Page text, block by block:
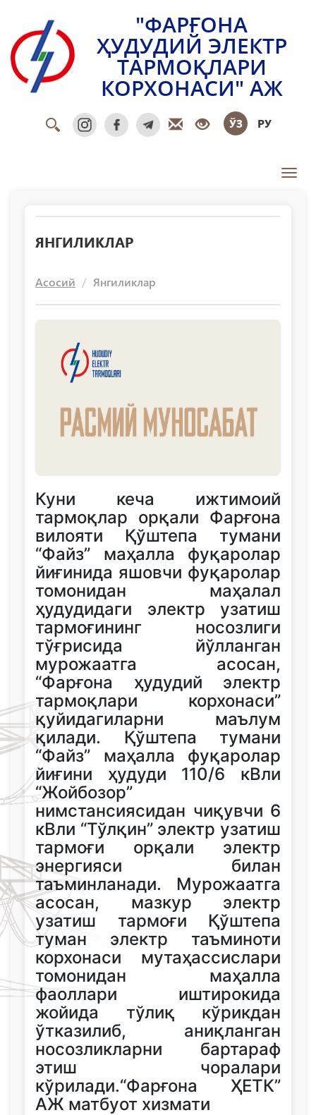
"ФАРҒОНА
ҲУДУДИЙ ЭЛЕКТР
ТАРМОҚЛАРИ
КОРХОНАСИ" АЖ
ЎЗ РУ
ЯНГИЛИКЛАР
Асосий Янгиликлар
Куни кеча ижтимоий
тармоқлар орқали Фарғона
вилояти Қўштепа тумани
“Файз” маҳалла фуқаролар
йиғинида яшовчи фуқаролар
томонидан маҳалал
ҳудудидаги электр узатиш
тармоғининг носозлиги
тўғрисида йўлланган
мурожаатга асосан,
“Фарғона ҳудудий электр
тармоқлари корхонаси”
қуйидагиларни маълум
қилади. Қўштепа тумани
“Файз” маҳалла фуқаролар
йиғини ҳудуди 110/6 кВли
“Жойбозор”
нимстансиясидан чиқувчи 6
кВли “Тўлқин” электр узатиш
тармоғи орқали электр
энергияси билан
таъминланади. Мурожаатга
асосан, мазкур электр
узатиш тармоғи Қўштепа
туман электр таъминоти
корхонаси мутаҳассислари
томонидан маҳалла
фаоллари иштирокида
жойида тўлиқ кўрикдан
ўтказилиб, аниқланган
носозликларни бартараф
этиш чоралари
кўрилади.“Фарғона ҲЕТК”
АЖ матбуот хизмати